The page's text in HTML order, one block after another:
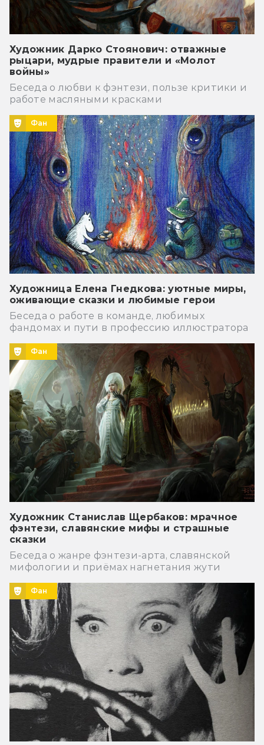
Художник Дарко Стоянович: отважные
рыцари, мудрые правители и «Молот
войны»
Беседа о любви к фэнтези, пользе критики и
работе масляными красками
Фан
Художница Елена Гнедкова: уютные миры,
оживающие сказки и любимые герои
Беседа о работе в команде, любимых
фандомах и пути в профессию иллюстратора
Фан
Художник Станислав Щербаков: мрачное
фэнтези, славянские мифы и страшные
сказки
Беседа о жанре фэнтези-арта, славянской
мифологии и приёмах нагнетания жути
Фан